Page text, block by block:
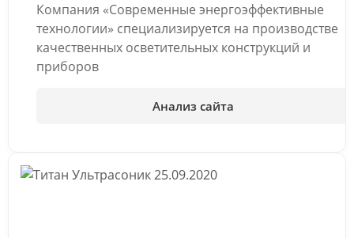
Компания «Современные энергоэффективные
технологии» специализируется на производстве
качественных осветительных конструкций и
приборов
Анализ сайта
25.09.2020